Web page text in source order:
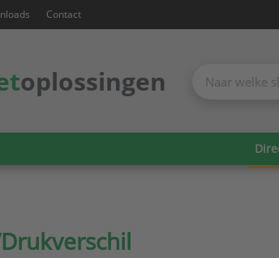
Contact
oplossingen